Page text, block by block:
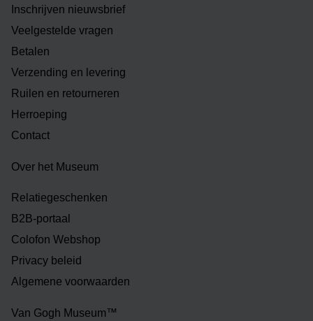
Inschrijven nieuwsbrief
Veelgestelde vragen
Betalen
Verzending en levering
Ruilen en retourneren
Herroeping
Contact
Over het Museum
Relatiegeschenken
B2B-portaal
Colofon Webshop
Privacy beleid
Algemene voorwaarden
Van Gogh Museum™